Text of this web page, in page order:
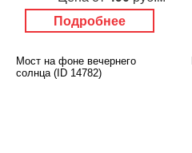
Подробнее
Мост на фоне вечернего
солнца (ID 14782)